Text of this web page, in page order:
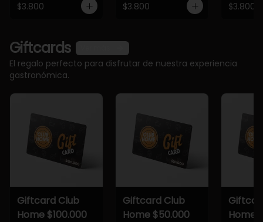
$3.800 $3.800 $3.800
Giftcards
El regalo perfecto para disfrutar de nuestra experiencia
gastronómica.
Giftcard Club
Home $100.000
Giftcard Club
Home $50.000
Home